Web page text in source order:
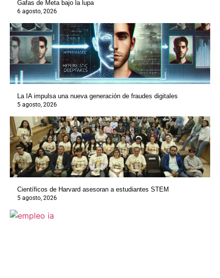
Gafas de Meta bajo la lupa
6 agosto, 2026
La IA impulsa una nueva generación de fraudes digitales
5 agosto, 2026
Científicos de Harvard asesoran a estudiantes STEM
5 agosto, 2026